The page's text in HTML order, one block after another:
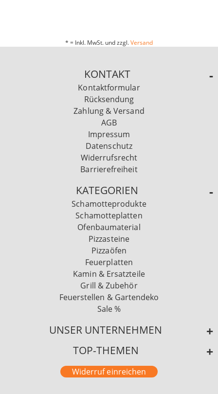
* = Inkl. MwSt. und zzgl.Versand
KONTAKT
Kontaktformular
Rücksendung
Zahlung & Versand
AGB
Impressum
Datenschutz
Widerrufsrecht
Barrierefreiheit
KATEGORIEN
Schamotteprodukte
Schamotteplatten
Ofenbaumaterial
Pizzasteine
Pizzaöfen
Feuerplatten
Kamin & Ersatzteile
Grill & Zubehör
Feuerstellen & Gartendeko
Sale %
UNSER UNTERNEHMEN
TOP-THEMEN
Widerruf einreichen